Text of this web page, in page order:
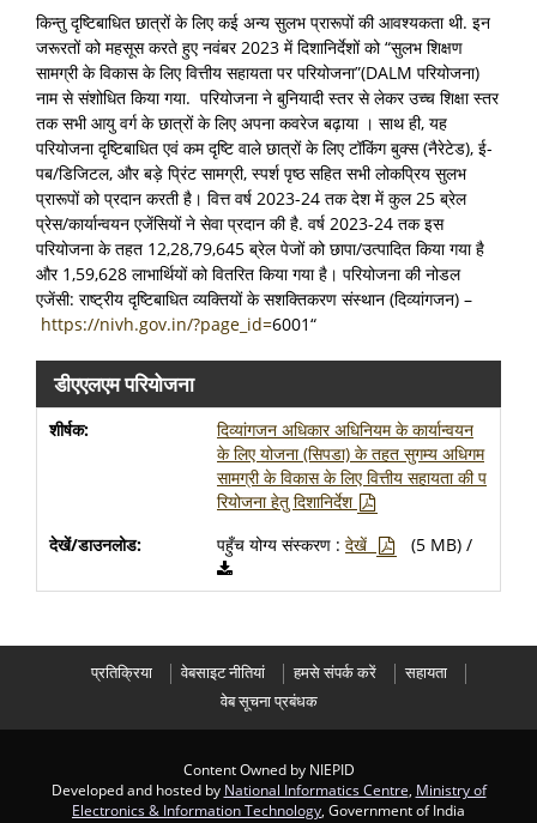
किन्तु दृष्टिबाधित छात्रों के लिए कई अन्य सुलभ प्रारूपों की आवश्यकता थी. इन
जरूरतों को महसूस करते हुए नवंबर 2023 में दिशानिर्देशों को “सुलभ शिक्षण
सामग्री के विकास के लिए वित्तीय सहायता पर परियोजना”(DALM परियोजना)
नाम से संशोधित किया गया. परियोजना ने बुनियादी स्तर से लेकर उच्च शिक्षा स्तर
तक सभी आयु वर्ग के छात्रों के लिए अपना कवरेज बढ़ाया । साथ ही, यह
परियोजना दृष्टिबाधित एवं कम दृष्टि वाले छात्रों के लिए टॉकिंग बुक्स (नैरेटेड), ई-
पब/डिजिटल, और बड़े प्रिंट सामग्री, स्पर्श पृष्ठ सहित सभी लोकप्रिय सुलभ
प्रारूपों को प्रदान करती है। वित्त वर्ष 2023-24 तक देश में कुल 25 ब्रेल
प्रेस/कार्यान्वयन एजेंसियों ने सेवा प्रदान की है. वर्ष 2023-24 तक इस
परियोजना के तहत 12,28,79,645 ब्रेल पेजों को छापा/उत्पादित किया गया है
और 1,59,628 लाभार्थियों को वितरित किया गया है। परियोजना की नोडल
एजेंसी: राष्ट्रीय दृष्टिबाधित व्यक्तियों के सशक्तिकरण संस्थान (दिव्यांगजन) –
https://nivh.gov.in/?page_id=6001“
डीएएलएम परियोजना
दिव्यांगजन अधिकार अधिनियम के कार्यान्वयन
के लिए योजना (सिपडा) के तहत सुगम्य अधिगम
सामग्री के विकास के लिए वित्तीय सहायता की प
रियोजना हेतु दिशानिर्देश
पहुँच योग्य संस्करण : देखें (5 MB) /
प्रतिक्रिया वेबसाइट नीतियां हमसे संपर्क करें
सहायता
वेब सूचना प्रबंधक
Content Owned by NIEPID
Developed and hosted by National Informatics Centre Ministry of
Electronics & Information Technology , Government of India